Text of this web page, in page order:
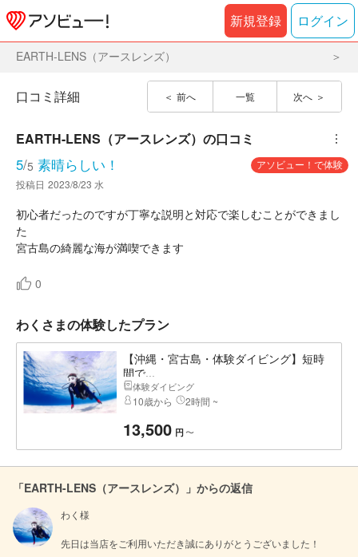
新規登録 ログイン
EARTH-LENS（アースレンズ）
前へ 一覧 次へ
口コミ詳細
EARTH-LENS（アースレンズ） の口コミ ︙
5/5 素晴らしい！
アソビュー！で体験
投稿日 2023/8/23 水
初心者だったのですが丁寧な説明と対応で楽しむことができまし
た
宮古島の綺麗な海が満喫できます
0
わくさまの体験したプラン
【沖縄・宮古島・体験ダイビング】短時
間で...
体験ダイビング
10歳から 2時間 ~
13,500 円 〜
「EARTH-LENS（アースレンズ）」からの返信
わく様
先日は当店をご利用いただき誠にありがとうございました！